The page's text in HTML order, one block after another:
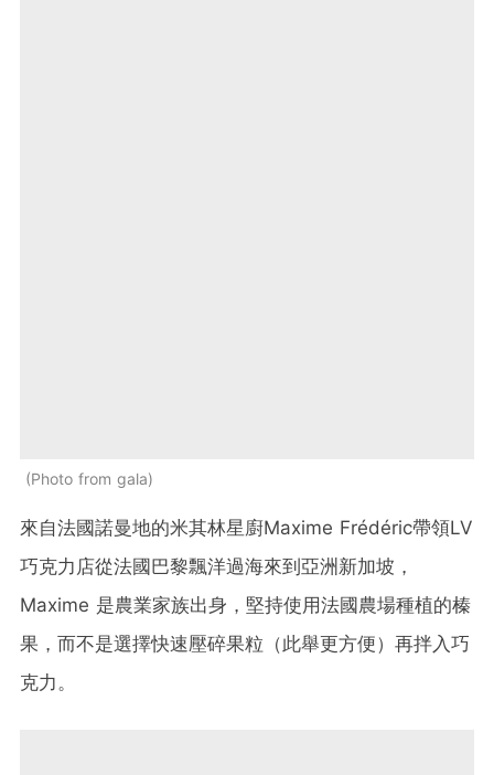
Photo from gala
來自法國諾曼地的米其林星廚Maxime Frédéric帶領LV
巧克力店從法國巴黎飄洋過海來到亞洲新加坡，
Maxime 是農業家族出身，堅持使用法國農場種植的榛
果，而不是選擇快速壓碎果粒（此舉更方便）再拌入巧
克力。